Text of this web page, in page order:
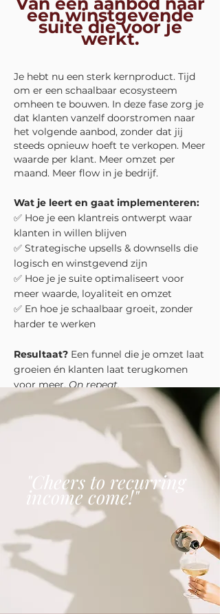
een winstgevende
suite die voor je
werkt.
Je hebt nu een sterk kernproduct. Tijd
om er een schaalbaar ecosysteem
omheen te bouwen. In deze fase zorg je
dat klanten vanzelf doorstromen naar
het volgende aanbod, zonder dat jij
steeds opnieuw hoeft te verkopen. Meer
waarde per klant. Meer omzet per
maand. Meer flow in je bedrijf.
Wat je leert en gaat implementeren:
​✅ Hoe je een klantreis ontwerpt waar
klanten in willen blijven
✅ Strategische upsells & downsells die
logisch en winstgevend zijn
✅ Hoe je je suite optimaliseert voor
meer waarde, loyaliteit en omzet
✅ En hoe je schaalbaar groeit, zonder
harder te werken
Resultaat? Een funnel die je omzet laat
groeien én klanten laat terugkomen
voor meer.On repeat.
"Cheers to recurring
income come!"